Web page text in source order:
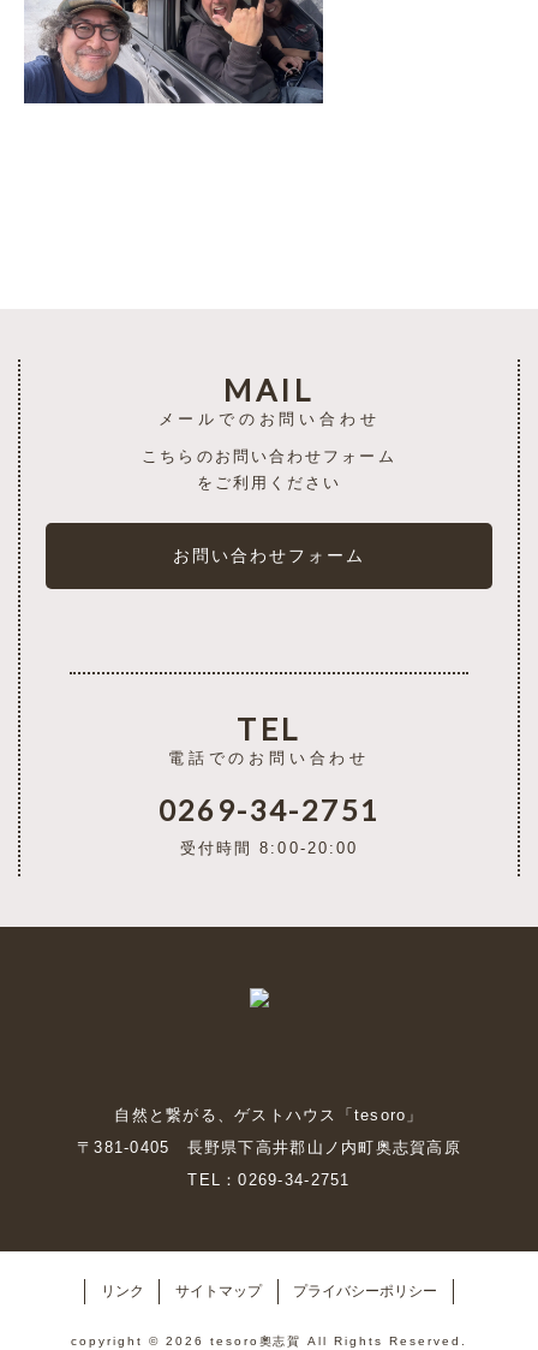
MAIL
メールでのお問い合わせ
こちらのお問い合わせフォーム
をご利用ください
お問い合わせフォーム
TEL
電話でのお問い合わせ
0269-34-2751
受付時間 8:00-20:00
自然と繋がる、ゲストハウス「tesoro」
〒381-0405 長野県下高井郡山ノ内町奥志賀高原
TEL：0269-34-2751
リンク サイトマップ プライバシーポリシー
copyright © 2026 tesoro奧志賀 All Rights Reserved.